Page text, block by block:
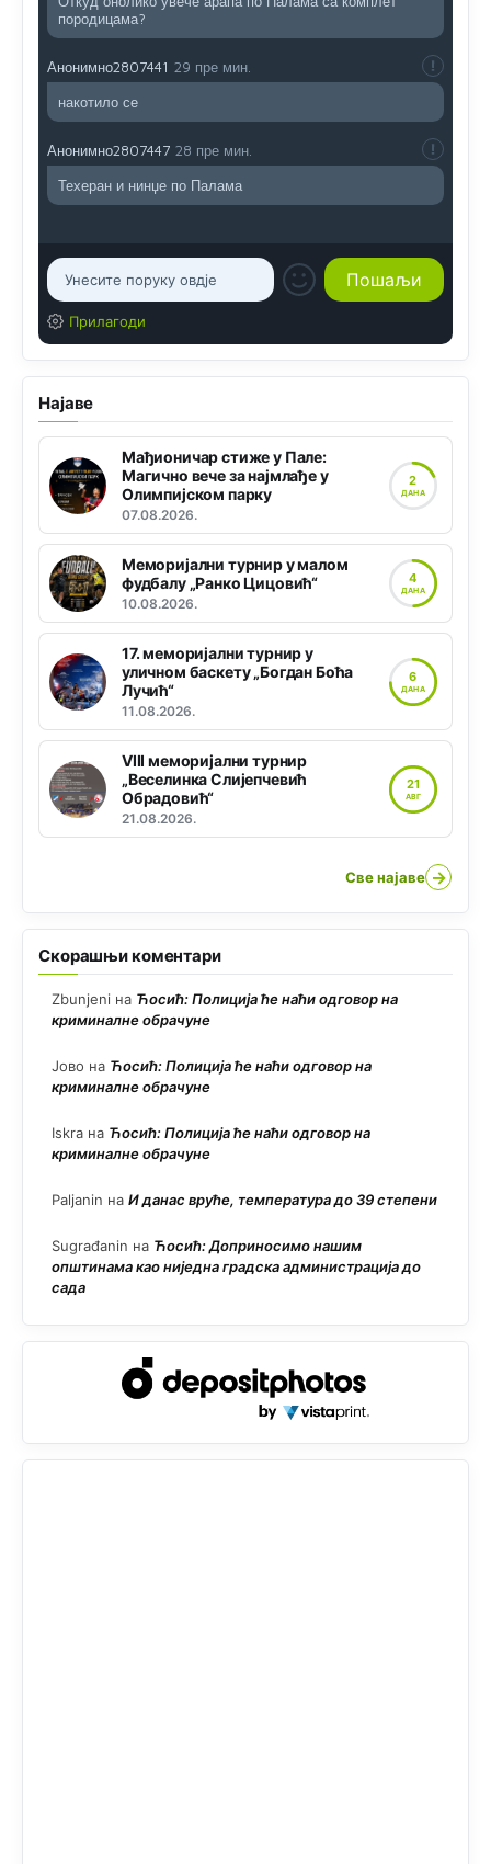
породицама?
Анонимно2807441 29 пре мин.
накотило се
Анонимно2807447 28 пре мин.
Техеран и нинџе по Палама
Прилагоди
Најаве
Мађионичар стиже у Пале:
Магично вече за најмлађе у
Олимпијском парку
07.08.2026.
2
ДАНА
Меморијални турнир у малом
фудбалу „Ранко Цицовић“
10.08.2026.
4
ДАНА
17. меморијални турнир у
уличном баскету „Богдан Боћа
Лучић“
11.08.2026.
6
ДАНА
VIII меморијални турнир
„Веселинка Слијепчевић
Обрадовић“
21.08.2026.
21
АВГ
Све најаве →
Скорашњи коментари
Zbunjeni на Ћосић: Полиција ће наћи одговор на
криминалне обрачуне
Јово на Ћосић: Полиција ће наћи одговор на
криминалне обрачуне
Iskra на Ћосић: Полиција ће наћи одговор на
криминалне обрачуне
Paljanin на И данас вруће, температура до 39 степени
Sugrađanin на Ћосић: Доприносимо нашим
општинама као ниједна градска администрација до
сада